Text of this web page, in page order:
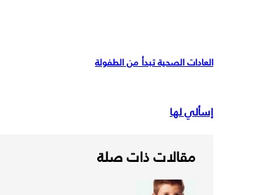
العادات الصحية تبدأ من الطفولة
إسألي لها
مقالات ذات صلة